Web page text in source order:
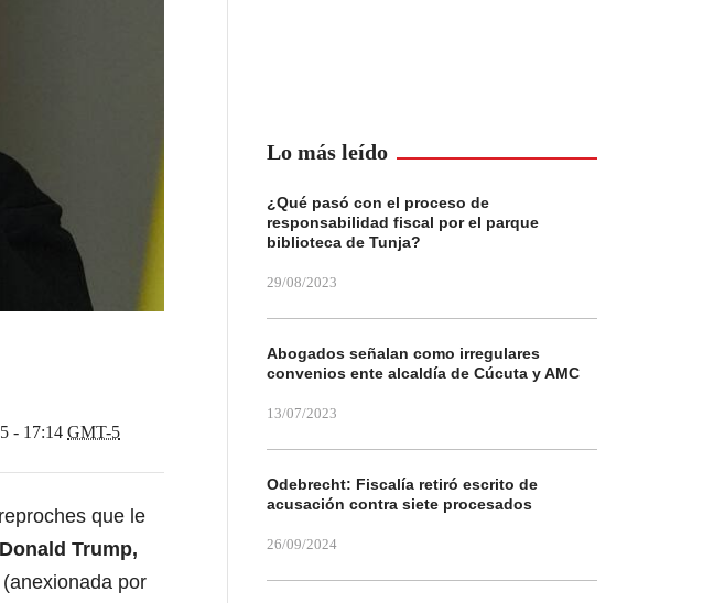
- 17:14 GMT-5
que le
Donald Trump,
por
Lo más leído
¿Qué pasó con el proceso de
responsabilidad fiscal por el parque
biblioteca de Tunja?
29/08/2023
Abogados señalan como irregulares
convenios ente alcaldía de Cúcuta y AMC
13/07/2023
Odebrecht: Fiscalía retiró escrito de
acusación contra siete procesados
26/09/2024